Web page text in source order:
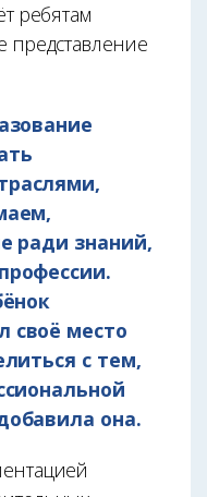
ребятам
представление
ради знаний,
своё место
с тем,
она.